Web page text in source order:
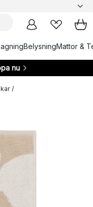
BelysningMattor &
nu
/